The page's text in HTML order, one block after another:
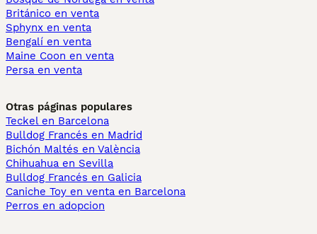
Británico en venta
Sphynx en venta
Bengalí en venta
Maine Coon en venta
Persa en venta
Otras páginas populares
Teckel en Barcelona
Bulldog Francés en Madrid
Bichón Maltés en València
Chihuahua en Sevilla
Bulldog Francés en Galicia
Caniche Toy en venta en Barcelona
Perros en adopcion